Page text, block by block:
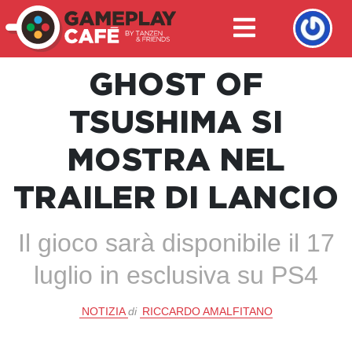
GHOST OF
TSUSHIMA SI
MOSTRA NEL
TRAILER DI LANCIO
Il gioco sarà disponibile il 17
luglio in esclusiva su PS4
NOTIZIA di RICCARDO AMALFITANO